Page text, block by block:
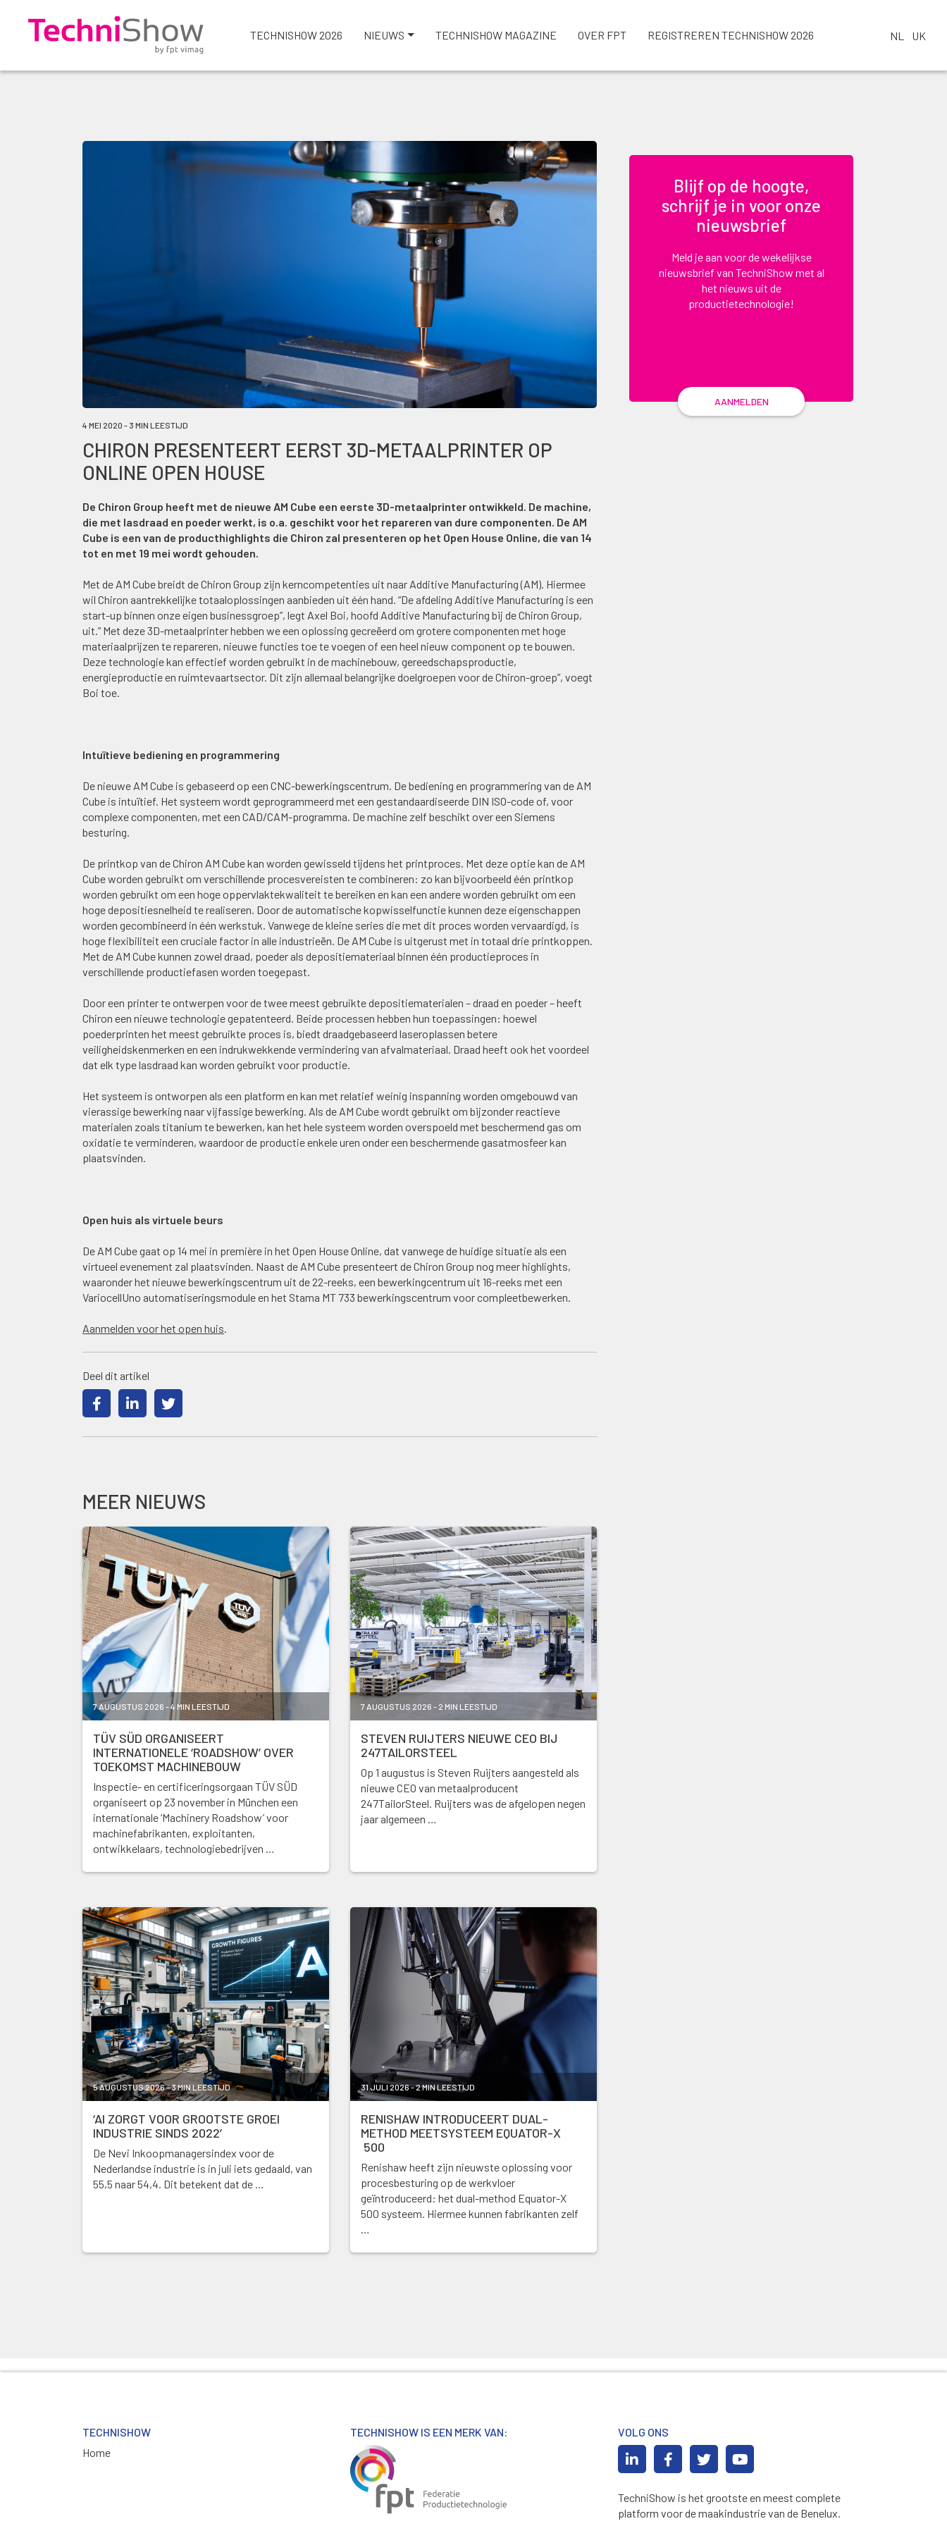
TECHNISHOW 2026 NIEUWS TECHNISHOW MAGAZINE OVER FPT REGISTREREN TECHNISHOW 2026 NL UK
4 MEI 2020 - 3 MIN LEESTIJD
CHIRON PRESENTEERT EERST 3D-METAALPRINTER OP
ONLINE OPEN HOUSE
De Chiron Group heeft met de nieuwe AM Cube een eerste 3D-metaalprinter ontwikkeld. De machine,
die met lasdraad en poeder werkt, is o.a. geschikt voor het repareren van dure componenten. De AM
Cube is een van de producthighlights die Chiron zal presenteren op het Open House Online, die van 14
tot en met 19 mei wordt gehouden.
Met de AM Cube breidt de Chiron Group zijn kerncompetenties uit naar Additive Manufacturing (AM). Hiermee
wil Chiron aantrekkelijke totaaloplossingen aanbieden uit één hand. “De afdeling Additive Manufacturing is een
start-up binnen onze eigen businessgroep”, legt Axel Boi, hoofd Additive Manufacturing bij de Chiron Group,
uit.” Met deze 3D-metaalprinter hebben we een oplossing gecreëerd om grotere componenten met hoge
materiaalprijzen te repareren, nieuwe functies toe te voegen of een heel nieuw component op te bouwen.
Deze technologie kan effectief worden gebruikt in de machinebouw, gereedschapsproductie,
energieproductie en ruimtevaartsector. Dit zijn allemaal belangrijke doelgroepen voor de Chiron-groep”, voegt
Boi toe.
Intuïtieve bediening en programmering
De nieuwe AM Cube is gebaseerd op een CNC-bewerkingscentrum. De bediening en programmering van de AM
Cube is intuïtief. Het systeem wordt geprogrammeerd met een gestandaardiseerde DIN ISO-code of, voor
complexe componenten, met een CAD/CAM-programma. De machine zelf beschikt over een Siemens
besturing.
De printkop van de Chiron AM Cube kan worden gewisseld tijdens het printproces. Met deze optie kan de AM
Cube worden gebruikt om verschillende procesvereisten te combineren: zo kan bijvoorbeeld één printkop
worden gebruikt om een hoge oppervlaktekwaliteit te bereiken en kan een andere worden gebruikt om een
hoge depositiesnelheid te realiseren. Door de automatische kopwisselfunctie kunnen deze eigenschappen
worden gecombineerd in één werkstuk. Vanwege de kleine series die met dit proces worden vervaardigd, is
hoge flexibiliteit een cruciale factor in alle industrieën. De AM Cube is uitgerust met in totaal drie printkoppen.
Met de AM Cube kunnen zowel draad, poeder als depositiemateriaal binnen één productieproces in
verschillende productiefasen worden toegepast.
Door een printer te ontwerpen voor de twee meest gebruikte depositiematerialen – draad en poeder – heeft
Chiron een nieuwe technologie gepatenteerd. Beide processen hebben hun toepassingen: hoewel
poederprinten het meest gebruikte proces is, biedt draadgebaseerd laseroplassen betere
veiligheidskenmerken en een indrukwekkende vermindering van afvalmateriaal. Draad heeft ook het voordeel
dat elk type lasdraad kan worden gebruikt voor productie.
Het systeem is ontworpen als een platform en kan met relatief weinig inspanning worden omgebouwd van
vierassige bewerking naar vijfassige bewerking. Als de AM Cube wordt gebruikt om bijzonder reactieve
materialen zoals titanium te bewerken, kan het hele systeem worden overspoeld met beschermend gas om
oxidatie te verminderen, waardoor de productie enkele uren onder een beschermende gasatmosfeer kan
plaatsvinden.
Open huis als virtuele beurs
De AM Cube gaat op 14 mei in première in het Open House Online, dat vanwege de huidige situatie als een
virtueel evenement zal plaatsvinden. Naast de AM Cube presenteert de Chiron Group nog meer highlights,
waaronder het nieuwe bewerkingscentrum uit de 22-reeks, een bewerkingcentrum uit 16-reeks met een
VariocellUno automatiseringsmodule en het Stama MT 733 bewerkingscentrum voor compleetbewerken.
Aanmelden voor het open huis
Deel dit artikel
MEER NIEUWS
7 AUGUSTUS 2026 - 4 MIN LEESTIJD
TÜV SÜD ORGANISEERT
INTERNATIONELE ‘ROADSHOW’ OVER
TOEKOMST MACHINEBOUW
Inspectie- en certificeringsorgaan TÜV SÜD
organiseert op 23 november in München een
internationale ‘Machinery Roadshow’ voor
machinefabrikanten, exploitanten,
ontwikkelaars, technologiebedrijven …
7 AUGUSTUS 2026 - 2 MIN LEESTIJD
STEVEN RUIJTERS NIEUWE CEO BIJ
247TAILORSTEEL
Op 1 augustus is Steven Ruijters aangesteld als
nieuwe CEO van metaalproducent
247TailorSteel. Ruijters was de afgelopen negen
jaar algemeen …
5 AUGUSTUS 2026 - 3 MIN LEESTIJD
‘AI ZORGT VOOR GROOTSTE GROEI
INDUSTRIE SINDS 2022’
De Nevi Inkoopmanagersindex voor de
Nederlandse industrie is in juli iets gedaald, van
55,5 naar 54,4. Dit betekent dat de …
31 JULI 2026 - 2 MIN LEESTIJD
RENISHAW INTRODUCEERT DUAL-
METHOD MEETSYSTEEM EQUATOR-X
500
Renishaw heeft zijn nieuwste oplossing voor
procesbesturing op de werkvloer
geïntroduceerd: het dual-method Equator-X
500 systeem. Hiermee kunnen fabrikanten zelf
Blijf op de hoogte,
schrijf je in voor onze
nieuwsbrief
Meld je aan voor de wekelijkse
nieuwsbrief van TechniShow met al
het nieuws uit de
productietechnologie!
AANMELDEN
TECHNISHOW
Home
TECHNISHOW IS EEN MERK VAN: VOLG ONS
TechniShow is het grootste en meest complete
platform voor de maakindustrie van de Benelux.